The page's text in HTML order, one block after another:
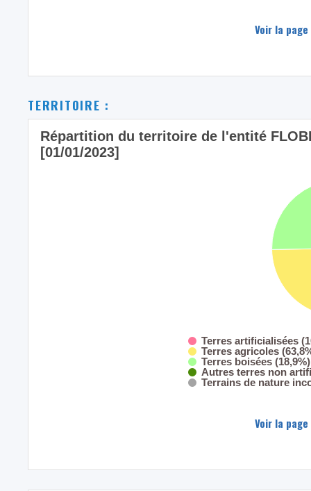
Voir la
TERRITOIRE :
Répartition du territoire de l'entité
[01/01/2023]
Terres artificialisées
Terres agricoles
Terres boisées (18,9%)
Autres terres non
Terrains de nature
Voir la